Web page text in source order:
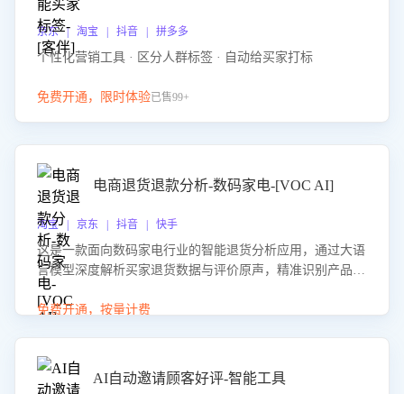
京东 | 淘宝 | 抖音 | 拼多多
个性化营销工具 · 区分人群标签 · 自动给买家打标
免费开通，限时体验已售99+
电商退货退款分析-数码家电-[VOC AI]
淘宝 | 京东 | 抖音 | 快手
这是一款面向数码家电行业的智能退货分析应用，通过大语
言模型深度解析买家退货数据与评价原声，精准识别产品质
量、描述不符、物流破损等核心退货原因，并输出可落地的
改进建议，通过挖掘用户痛点驱动产品迭代，从根本上降低
免费开通，按量计费
AI自动邀请顾客好评-智能工具